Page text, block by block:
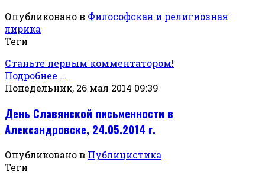
Опубликовано в Философская и религиозная
лирика
Теги
Станьте первым комментатором!
Подробнее ...
Понедельник, 26 мая 2014 09:39
День Славянской письменности в
Александровске, 24.05.2014 г.
Опубликовано в Публицистика
Теги